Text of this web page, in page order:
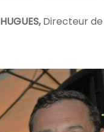
HUGUES,Directeur de